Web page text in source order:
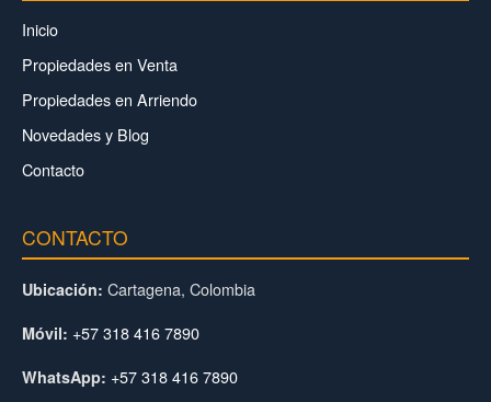
Inicio
Propiedades en Venta
Propiedades en Arriendo
Novedades y Blog
Contacto
CONTACTO
Ubicación: Cartagena, Colombia
Móvil: +57 318 416 7890
WhatsApp: +57 318 416 7890